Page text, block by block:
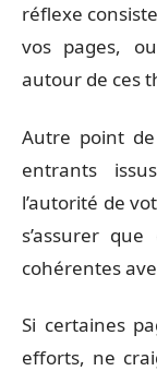
réflexe
vos pages,
autour de ces
Autre point
entrants
l’autorité de
s’assurer
cohérentes
Si certaines
efforts, ne